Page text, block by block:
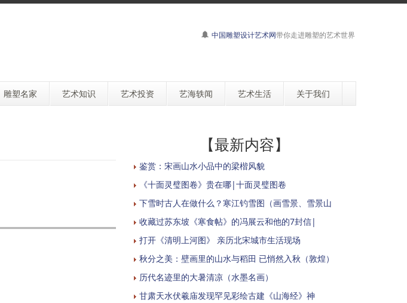
中国雕塑设计艺术网带你走进雕塑的艺术世界
雕塑名家 艺术知识 艺术投资 艺海轶闻 艺术生活 关于我们
【最新内容】
鉴赏：宋画山水小品中的梁楷风貌
《十面灵璧图卷》贵在哪|十面灵璧图卷
下雪时古人在做什么？寒江钓雪图（画雪景、雪景山
收藏过苏东坡《寒食帖》的冯展云和他的7封信|
打开《清明上河图》 亲历北宋城市生活现场
秋分之美：壁画里的山水与稻田 已悄然入秋（敦煌）
历代名迹里的大暑清凉（水墨名画）
甘肃天水伏羲庙发现罕见彩绘古建《山海经》神